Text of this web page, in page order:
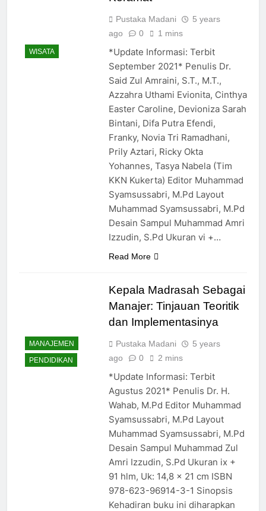
WISATA
Pustaka Madani
5 years
ago
0 1 mins
*Update Informasi: Terbit
September 2021* Penulis Dr.
Said Zul Amraini, S.T., M.T.,
Azzahra Uthami Evionita, Cinthya
Easter Caroline, Devioniza Sarah
Bintani, Difa Putra Efendi,
Franky, Novia Tri Ramadhani,
Prily Aztari, Ricky Okta
Yohannes, Tasya Nabela (Tim
KKN Kukerta) Editor Muhammad
Syamsussabri, M.Pd Layout
Muhammad Syamsussabri, M.Pd
Desain Sampul Muhammad Amri
Izzudin, S.Pd Ukuran vi +…
Read More
MANAJEMEN
PENDIDIKAN
Kepala Madrasah Sebagai
Manajer: Tinjauan Teoritik
dan Implementasinya
Pustaka Madani
5 years
ago
0 2 mins
*Update Informasi: Terbit
Agustus 2021* Penulis Dr. H.
Wahab, M.Pd Editor Muhammad
Syamsussabri, M.Pd Layout
Muhammad Syamsussabri, M.Pd
Desain Sampul Muhammad Zul
Amri Izzudin, S.Pd Ukuran ix +
91 hlm, Uk: 14,8 x 21 cm ISBN
978-623-96914-3-1 Sinopsis
Kehadiran buku ini diharapkan